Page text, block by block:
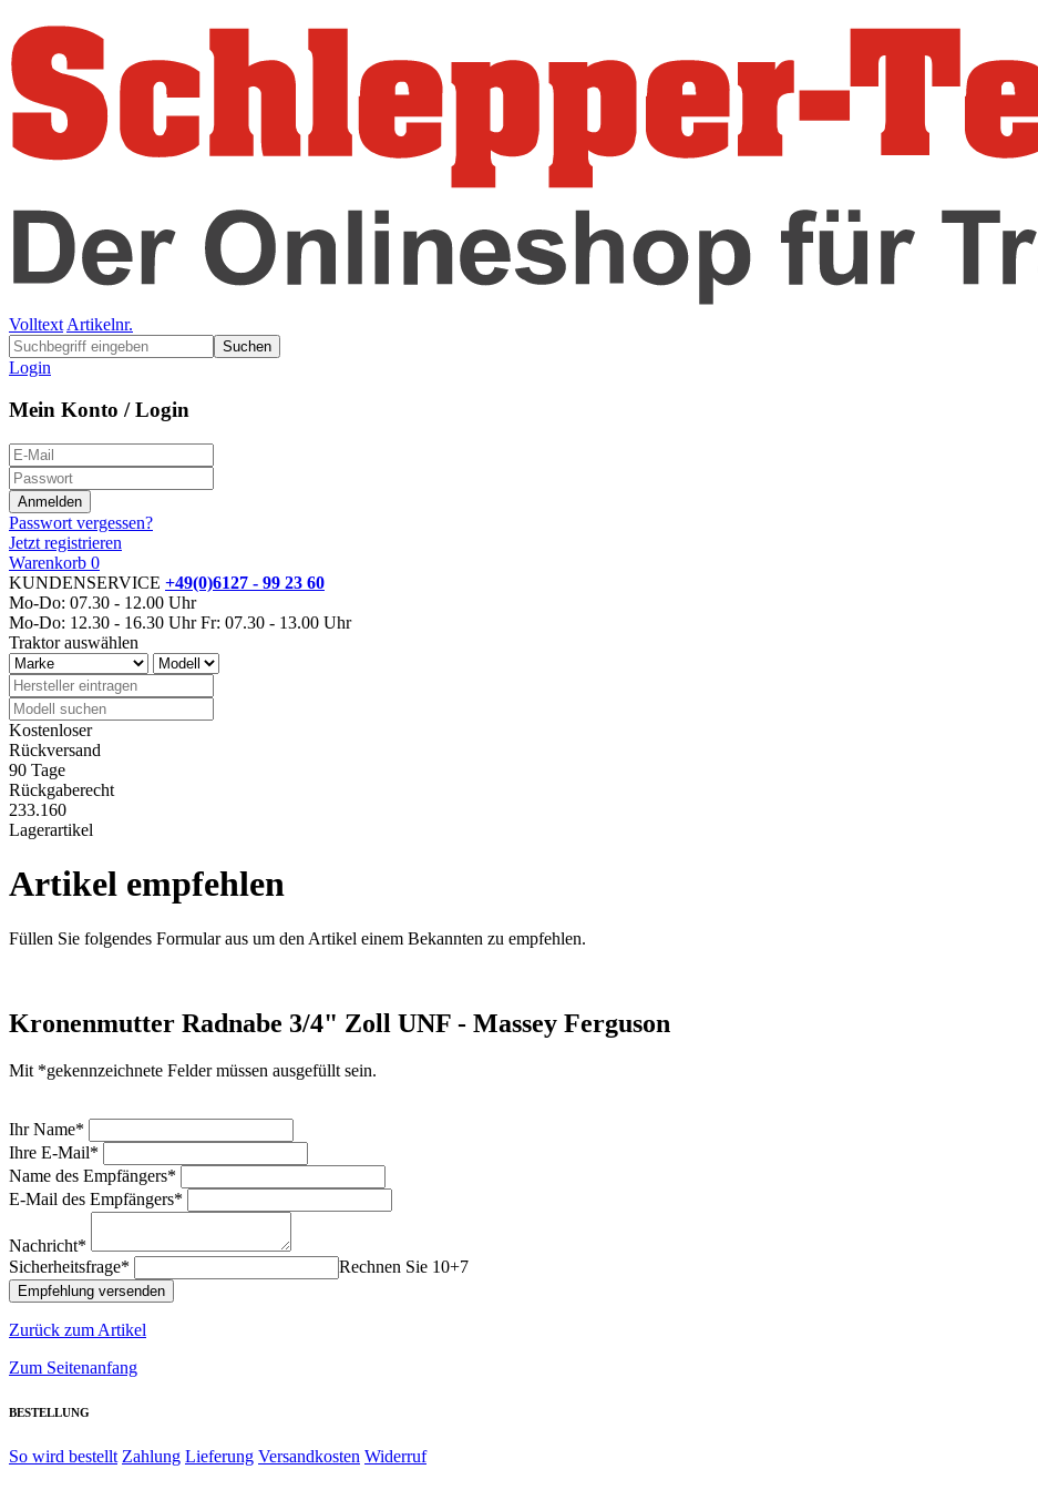
Volltext Artikelnr.
Suchen
Login
Mein Konto / Login
Passwort vergessen?
Jetzt registrieren
Warenkorb 0
KUNDENSERVICE +49(0)6127 - 99 23 60
Mo-Do: 07.30 - 12.00 Uhr
Mo-Do: 12.30 - 16.30 Uhr Fr: 07.30 - 13.00 Uhr
Traktor auswählen
Kostenloser
Rückversand
90 Tage
Rückgaberecht
233.160
Lagerartikel
Artikel empfehlen
Füllen Sie folgendes Formular aus um den Artikel einem Bekannten zu empfehlen.
Kronenmutter Radnabe 3/4" Zoll UNF - Massey Ferguson
Mit *gekennzeichnete Felder müssen ausgefüllt sein.
Ihr Name*
Ihre E-Mail*
Name des Empfängers*
E-Mail des Empfängers*
Nachricht*
Sicherheitsfrage*
Rechnen Sie 10+7
Zurück zum Artikel
Zum Seitenanfang
BESTELLUNG
So wird bestellt Zahlung Lieferung Versandkosten Widerruf